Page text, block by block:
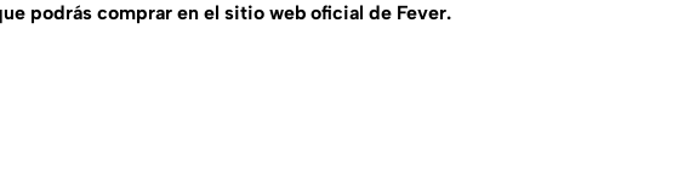
podrás comprar en el sitio web oficial de Fever.